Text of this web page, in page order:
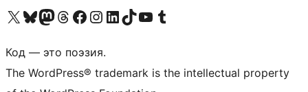
Посетите нас в X (ранее Twitter)
Посетите нашу учётную запись в Bluesky
Посетите нашу ленту в Mastodon
Посетите нашу учётную запись в Threads
Посетите нашу страницу на Facebook
Посетите наш Instagram
Посетите нашу страницу в LinkedIn
Посетите нашу учётную запись в TikTok
Посетите наш канал YouTube
Посетите нашу учётную запись в Tumblr
Код — это поэзия.
The WordPress® trademark is the intellectual property